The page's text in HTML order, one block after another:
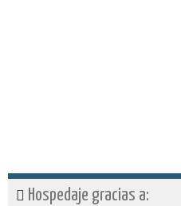
Hospedaje gracias a: